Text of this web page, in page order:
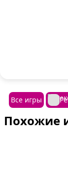
Все игры
Похожие